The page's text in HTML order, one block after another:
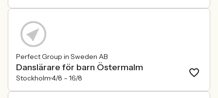
Perfect Group in Sweden AB
Danslärare för barn Östermalm
Stockholm4/8 – 16/8